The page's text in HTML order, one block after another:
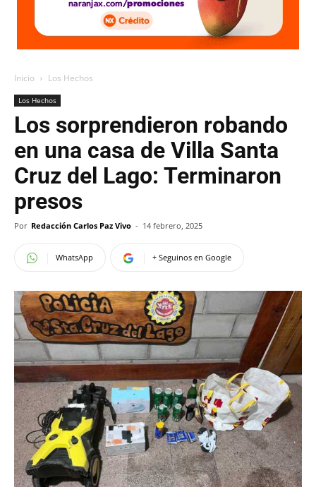
Inicio Los Hechos
Los Hechos
Los sorprendieron robando
en una casa de Villa Santa
Cruz del Lago: Terminaron
presos
Por Redacción Carlos Paz Vivo - 14 febrero, 2025
WhatsApp + Seguinos en Google